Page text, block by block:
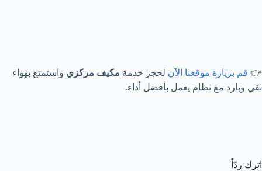
👉 قم بزيارة موقعنا الآن لحجز خدمة مكيف مركزي واستمتع بهواء
نقي وبارد مع نظام يعمل بأفضل أداء.
اترك ردّاً